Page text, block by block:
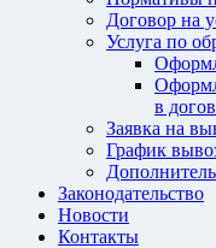
Договор на
Услуга по
в
Заявка на
График
Законодательство
Новости
Контакты